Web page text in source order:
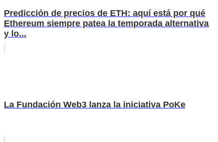
Predicción de precios de ETH: aquí está por qué
Ethereum siempre patea la temporada alternativa
y lo...
La Fundación Web3 lanza la iniciativa PoKe